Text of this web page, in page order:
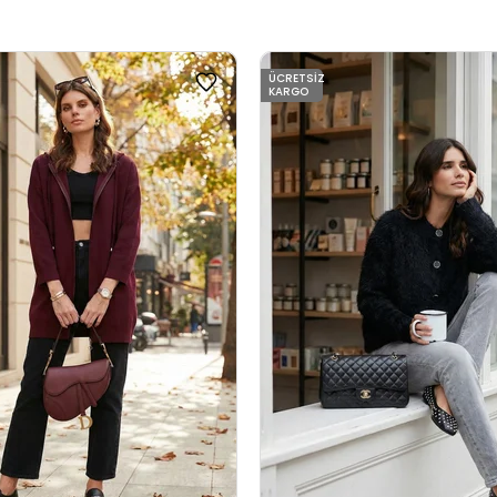
ÜCRETSIZ
KARGO